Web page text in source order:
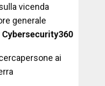
vicenda
generale